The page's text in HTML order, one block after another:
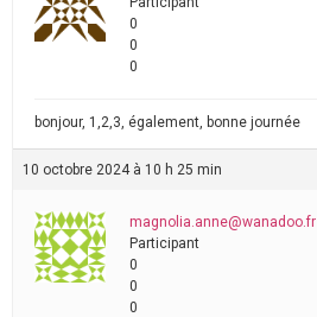
0
0
0
bonjour, 1,2,3, également, bonne journée
10 octobre 2024 à 10 h 25 min
magnolia.anne@wanadoo.fr
Participant
0
0
0